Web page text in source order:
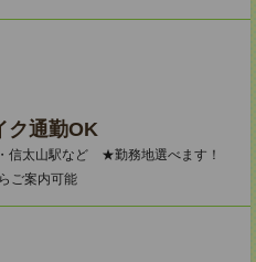
ク通勤OK
信太山駅など ★勤務地選べます！
ご案内可能